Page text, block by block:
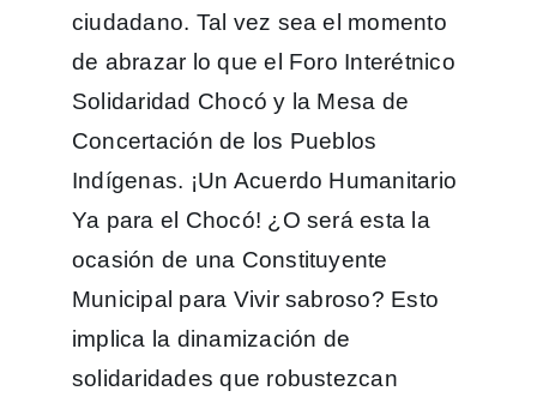
ciudadano. Tal vez sea el momento
de abrazar lo que el Foro Interétnico
Solidaridad Chocó y la Mesa de
Concertación de los Pueblos
Indígenas. ¡Un Acuerdo Humanitario
Ya para el Chocó! ¿O será esta la
ocasión de una Constituyente
Municipal para Vivir sabroso? Esto
implica la dinamización de
solidaridades que robustezcan